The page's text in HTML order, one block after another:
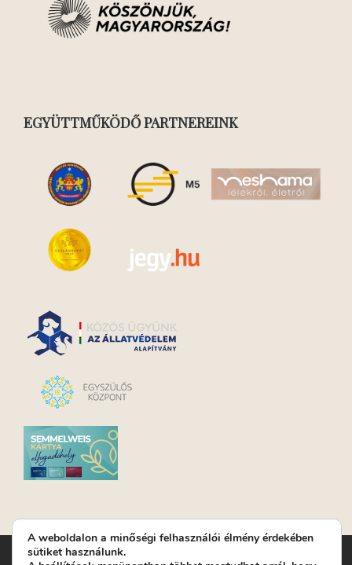
EGYÜTTMŰKÖDŐ PARTNEREINK
Turay Ida Színház Közhasznú Nonprofit Kft. | Működési
A weboldalon a minőségi felhasználói élmény érdekében
sütiket használunk.